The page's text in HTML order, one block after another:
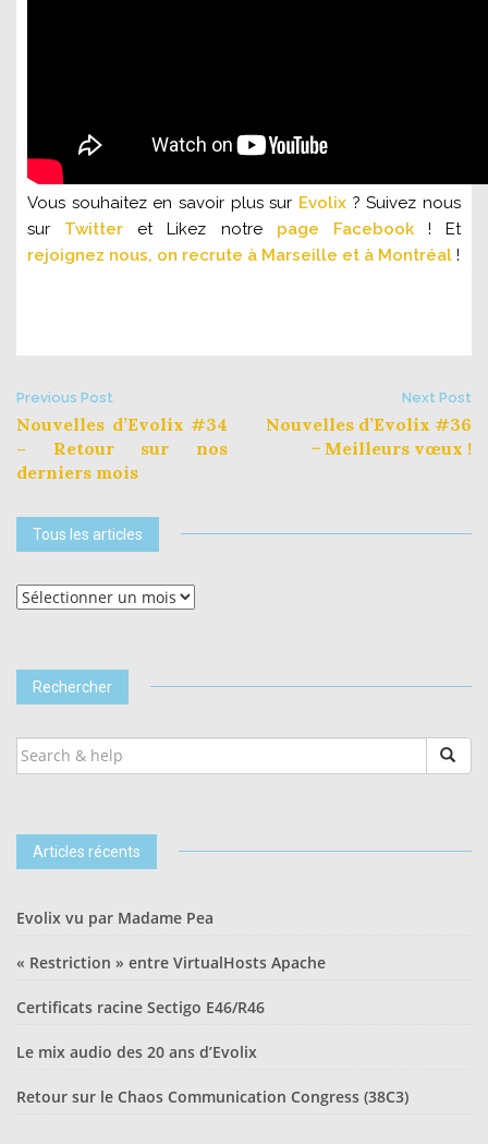
Vous souhaitez en savoir plus sur Evolix ? Suivez nous
sur Twitter et Likez notre page Facebook! Et
rejoignez nous, on recrute à Marseille et à Montréal !
Post
navigation
Previous Post
Nouvelles d’Evolix #34
– Retour sur nos
derniers mois
Next Post
Nouvelles d’Evolix #36
− Meilleurs vœux !
Tous les articles
Tous
les
Rechercher
SEARCH
FOR:
Articles récents
Evolix vu par Madame Pea
« Restriction » entre VirtualHosts Apache
Certificats racine Sectigo E46/R46
Le mix audio des 20 ans d’Evolix
Retour sur le Chaos Communication Congress (38C3)